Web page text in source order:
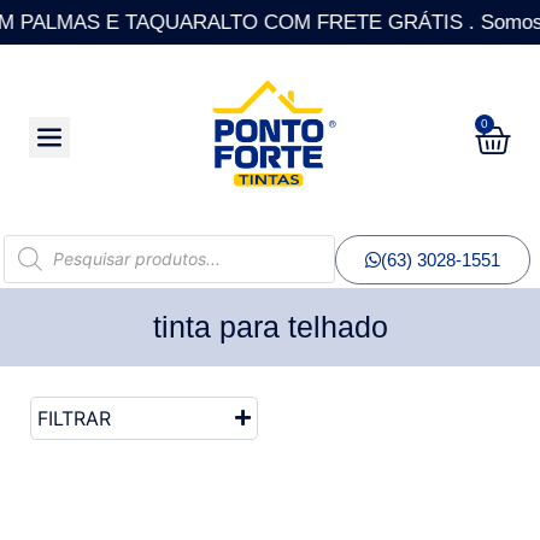
PALMAS E TAQUARALTO COM FRETE GRÁTIS .
0
(63) 3028-1551
tinta para telhado
FILTRAR